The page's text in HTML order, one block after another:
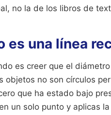
no la de los libros de
es una línea
es creer que el
objetos no son círculos
que ha estado bajo
un solo punto y aplicas